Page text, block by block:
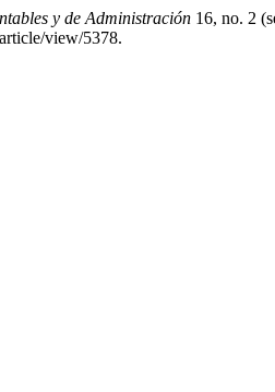
y de Administración 16, no. 2
view/5378.